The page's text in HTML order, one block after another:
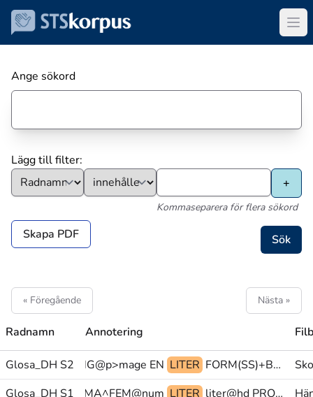
Ange sökord
Lägg till filter:
Kommaseparera för flera sökord
Skapa PDF
« Föregående Nästa »
Radnamn Annotering
Glosa_DH S2 EN LITER FORM(SS)+BESKRIVNING@p>mage PEK>person JA@b
Glosa_DH S1
LITER liter@hd PRO1 SÅ-ATT-SÄGA